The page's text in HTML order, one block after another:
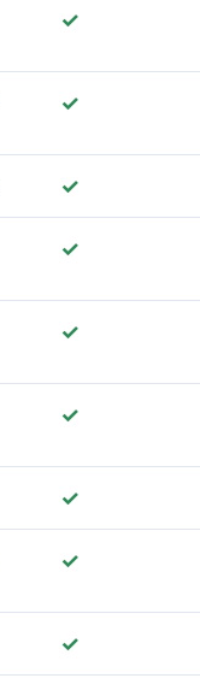
✓
✓
✓
✓
✓
✓
✓
✓
✓